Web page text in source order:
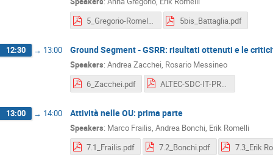
5_Gregorio-Romelli.pdf
5bis_Battaglia.pdf
12:30 → 13:00 Ground Segment - GSRR: risultati ottenuti e le
Speakers: Andrea Zacchei, Rosario Messineo
6_Zacchei.pdf
ALTEC-SDC-IT-PROD-2023_finalV1.pdf
13:00 → 14:00 Attività nelle OU: prima parte
Speakers: Marco Frailis, Andrea Bonchi, Erik Romelli
7.1_Frailis.pdf
7.2_Bonchi.pdf 7.3_Erik